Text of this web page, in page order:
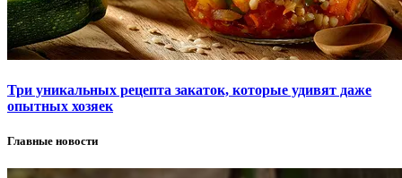
Три уникальных рецепта закаток, которые удивят даже
опытных хозяек
Главные новости